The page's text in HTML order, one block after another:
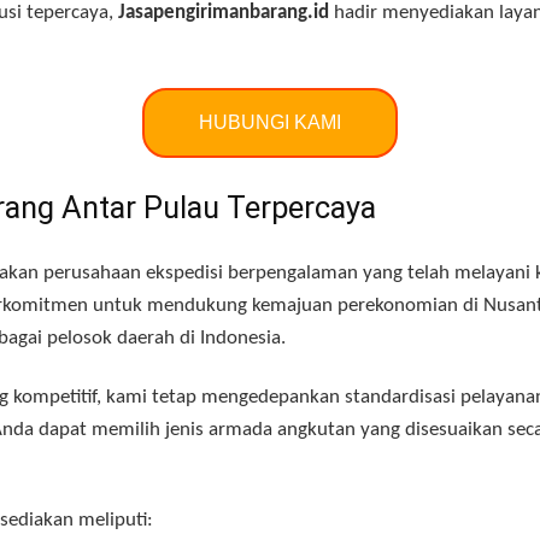
tepercaya, Jasapengirimanbarang.id hadir menyediakan
HUBUNGI KAMI
Antar Pulau Terpercaya
perusahaan ekspedisi berpengalaman yang telah melayani
untuk mendukung kemajuan perekonomian di
pelosok daerah di Indonesia.
kompetitif, kami tetap mengedepankan standardisasi
dapat memilih jenis armada angkutan yang disesuaikan
meliputi: